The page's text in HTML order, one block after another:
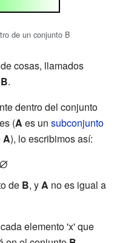
de un conjunto B
cosas, llamados
B.
dentro del conjunto
(A es un subconjunto
A), lo escribimos así:
de B, y A no es igual a
elemento 'x' que